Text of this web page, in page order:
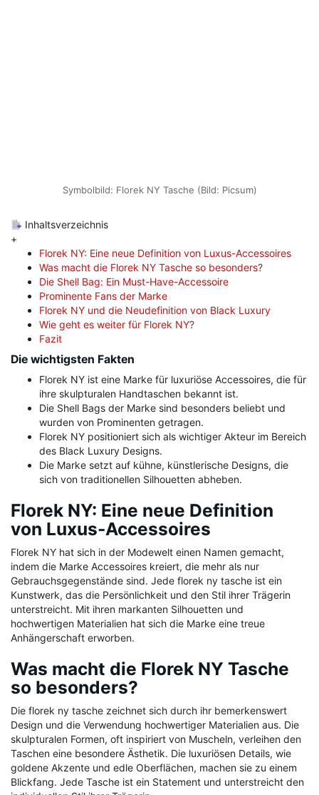
Symbolbild: Florek NY Tasche (Bild: Picsum)
Inhaltsverzeichnis
+
Florek NY: Eine neue Definition von Luxus-Accessoires
Was macht die Florek NY Tasche so besonders?
Die Shell Bag: Ein Must-Have-Accessoire
Prominente Fans der Marke
Florek NY und die Neudefinition von Black Luxury
Wie geht es weiter für Florek NY?
Fazit
Die wichtigsten Fakten
Florek NY ist eine Marke für luxuriöse Accessoires, die für
ihre skulpturalen Handtaschen bekannt ist.
Die Shell Bags der Marke sind besonders beliebt und
wurden von Prominenten getragen.
Florek NY positioniert sich als wichtiger Akteur im Bereich
des Black Luxury Designs.
Die Marke setzt auf kühne, künstlerische Designs, die
sich von traditionellen Silhouetten abheben.
Florek NY: Eine neue Definition
von Luxus-Accessoires
Florek NY hat sich in der Modewelt einen Namen gemacht,
indem die Marke Accessoires kreiert, die mehr als nur
Gebrauchsgegenstände sind. Jede florek ny tasche ist ein
Kunstwerk, das die Persönlichkeit und den Stil ihrer Trägerin
unterstreicht. Mit ihren markanten Silhouetten und
hochwertigen Materialien hat sich die Marke eine treue
Anhängerschaft erworben.
Was macht die Florek NY Tasche
so besonders?
Die florek ny tasche zeichnet sich durch ihr bemerkenswert
Design und die Verwendung hochwertiger Materialien aus. Die
skulpturalen Formen, oft inspiriert von Muscheln, verleihen den
Taschen eine besondere Ästhetik. Die luxuriösen Details, wie
goldene Akzente und edle Oberflächen, machen sie zu einem
Blickfang. Jede Tasche ist ein Statement und unterstreicht den